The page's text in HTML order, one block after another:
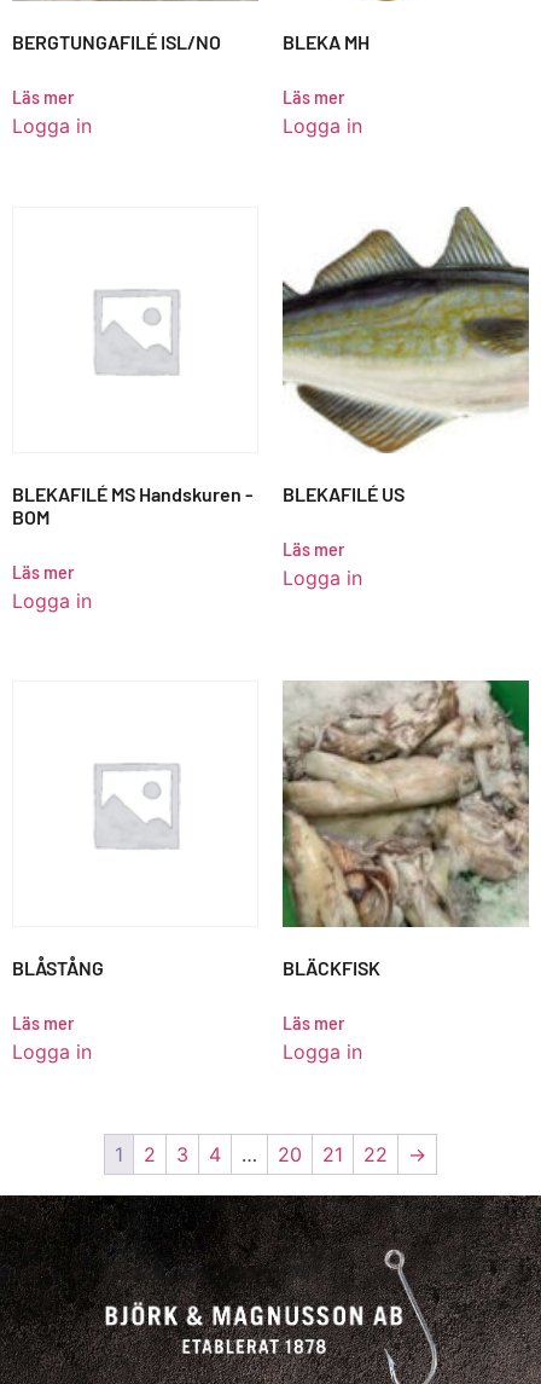
BERGTUNGAFILÉ ISL/NO
Läs mer
Logga in
BLEKA MH
Läs mer
Logga in
BLEKAFILÉ MS Handskuren -
BOM
Läs mer
Logga in
BLEKAFILÉ US
Läs mer
Logga in
BLÅSTÅNG
Läs mer
Logga in
BLÄCKFISK
Läs mer
Logga in
1 2 3 4 … 20 21 22 →